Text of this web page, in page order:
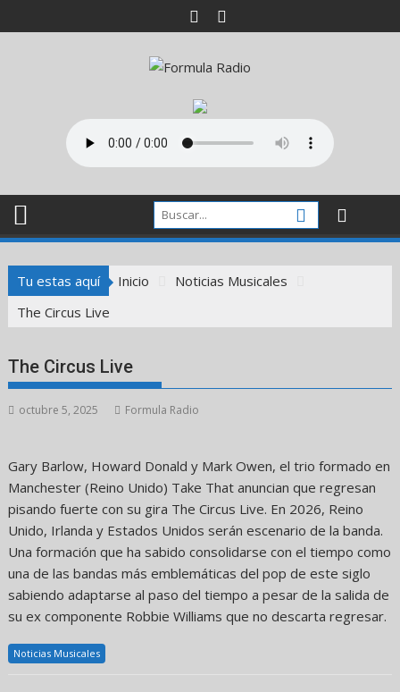
al
Tu estas aquí Inicio
Noticias Musicales
The Circus Live
The Circus Live
octubre 5, 2025 Formula Radio
Gary Barlow, Howard Donald y Mark Owen, el trio formado en
Manchester (Reino Unido) Take That anuncian que regresan
pisando fuerte con su gira The Circus Live. En 2026, Reino
Unido, Irlanda y Estados Unidos serán escenario de la banda.
Una formación que ha sabido consolidarse con el tiempo como
una de las bandas más emblemáticas del pop de este siglo
sabiendo adaptarse al paso del tiempo a pesar de la salida de
su ex componente Robbie Williams que no descarta regresar.
Noticias Musicales